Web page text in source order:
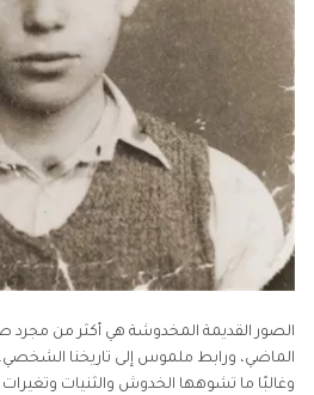
الصور القديمة المخدوشة هي أكثر من مجرد
الماضي، ورابط ملموس إلى تاريخنا
وغالبًا ما تشوهها الخدوش والثنيات